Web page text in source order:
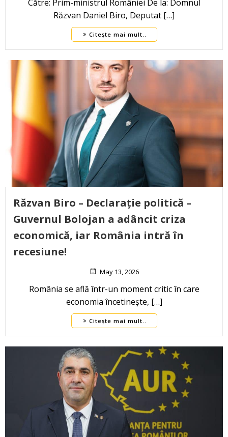
Către: Prim-ministrul României De la: Domnul
Răzvan Daniel Biro, Deputat […]
Citește mai mult..
Răzvan Biro – Declarație politică –
Guvernul Bolojan a adâncit criza
economică, iar România intră în
recesiune!
May 13, 2026
România se află într-un moment critic în care
economia încetinește, […]
Citește mai mult..